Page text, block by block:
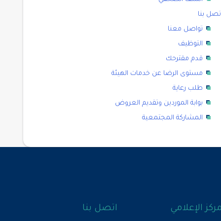
بنا
تواصل معنا
التوظيف
قدم مقترحك
مستوى الرضا عن خدمات الهيئة
طلب رعاية
بوابة الموردين وتقديم العروض
المشاركة المجتمعية
الإعلامي اتصل بنا